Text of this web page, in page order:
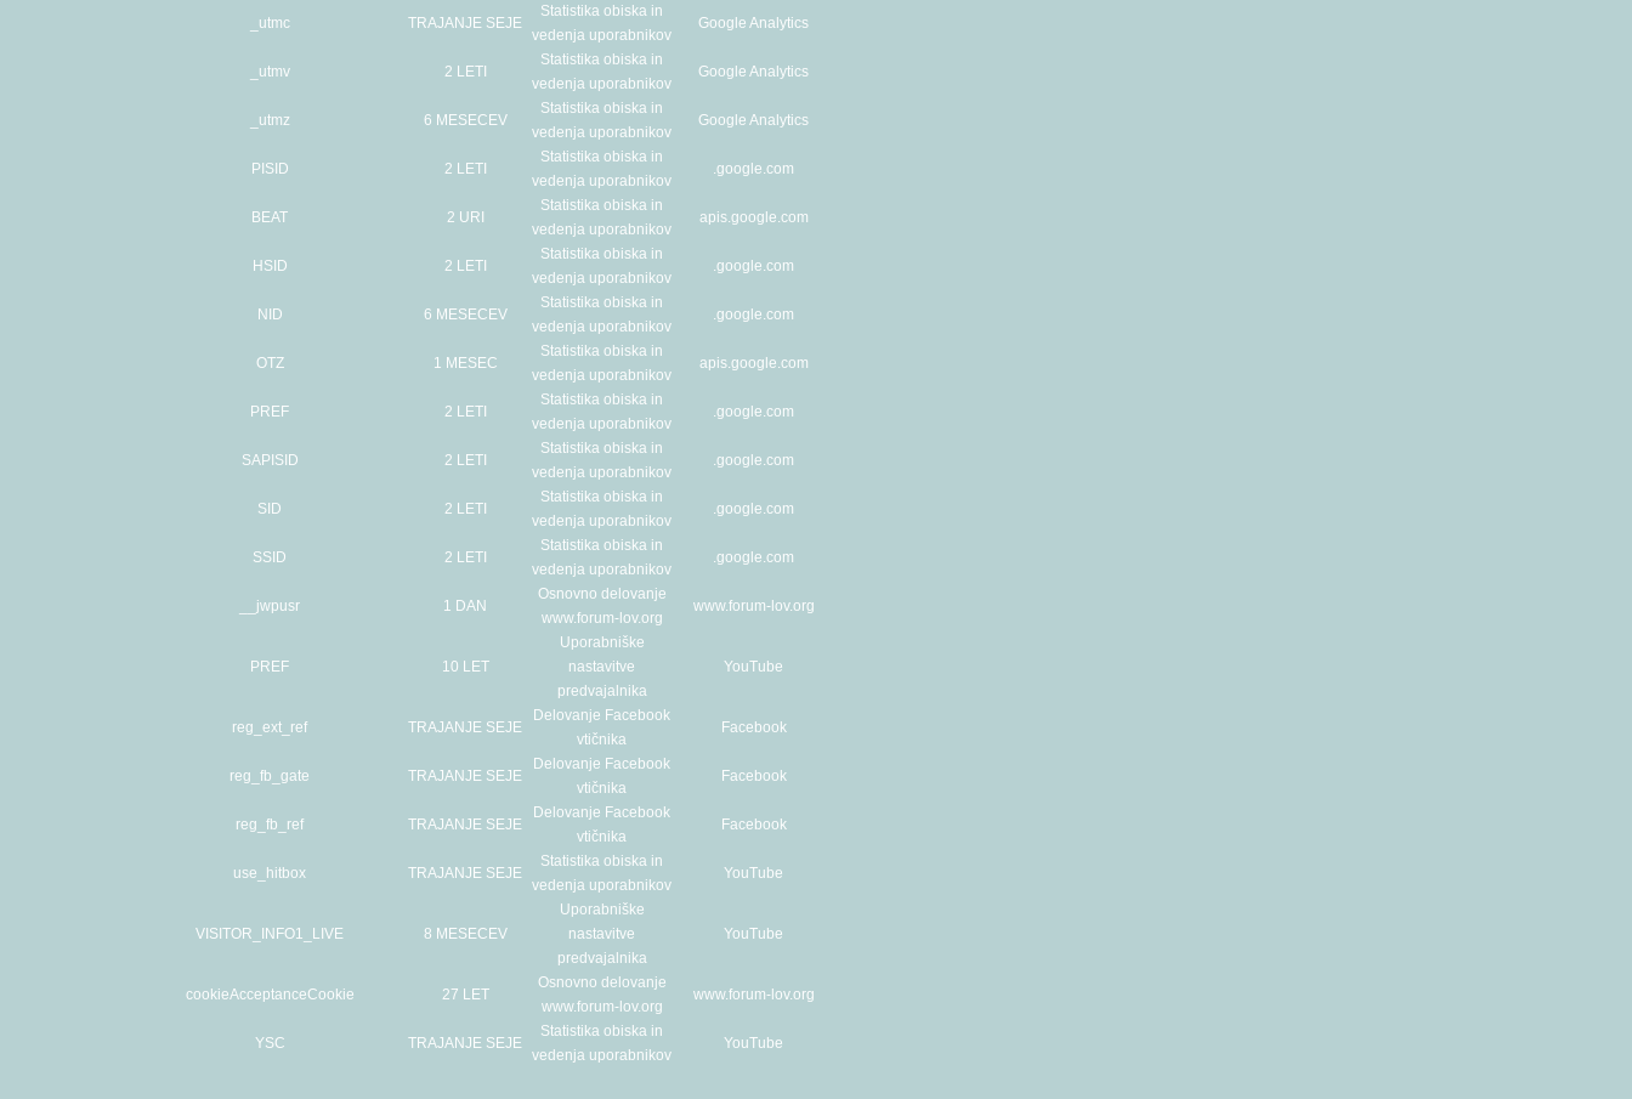
_utmc TRAJANJE SEJE
Statistika obiska in
vedenja uporabnikov
Google Analytics
_utmv 2 LETI
Statistika obiska in
vedenja uporabnikov
Google Analytics
_utmz 6 MESECEV
Statistika obiska in
vedenja uporabnikov
Google Analytics
PISID 2 LETI
Statistika obiska in
vedenja uporabnikov
.google.com
BEAT 2 URI
Statistika obiska in
vedenja uporabnikov
apis.google.com
HSID 2 LETI
Statistika obiska in
vedenja uporabnikov
.google.com
NID 6 MESECEV
Statistika obiska in
vedenja uporabnikov
.google.com
OTZ 1 MESEC
Statistika obiska in
vedenja uporabnikov
apis.google.com
PREF 2 LETI
Statistika obiska in
vedenja uporabnikov
.google.com
SAPISID 2 LETI
Statistika obiska in
vedenja uporabnikov
.google.com
SID 2 LETI
Statistika obiska in
vedenja uporabnikov
.google.com
SSID 2 LETI
Statistika obiska in
vedenja uporabnikov
.google.com
__jwpusr 1 DAN
Osnovno delovanje
www.forum-lov.org
www.forum-lov.org
PREF 10 LET
Uporabniške
nastavitve
predvajalnika
YouTube
reg_ext_ref TRAJANJE SEJE
Delovanje Facebook
vtičnika
Facebook
reg_fb_gate TRAJANJE SEJE
Delovanje Facebook
vtičnika
Facebook
reg_fb_ref TRAJANJE SEJE
Delovanje Facebook
vtičnika
Facebook
use_hitbox TRAJANJE SEJE
Statistika obiska in
vedenja uporabnikov
YouTube
VISITOR_INFO1_LIVE 8 MESECEV
Uporabniške
nastavitve
predvajalnika
YouTube
cookieAcceptanceCookie 27 LET
Osnovno delovanje
www.forum-lov.org
www.forum-lov.org
YSC TRAJANJE SEJE
Statistika obiska in
vedenja uporabnikov
YouTube